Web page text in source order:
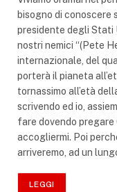
bisogno di conoscere
presidente degli Stati
nostri nemici “(Pete
internazionale, del
porterà il pianeta
tornassimo all’età
scrivendo ed io,
fare dovendo pregare
accogliermi. Poi
arriveremo, ad un
LEGGI